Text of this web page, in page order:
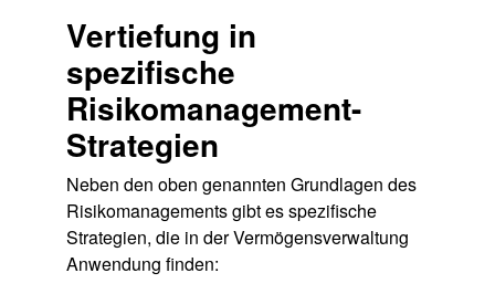
Vertiefung in
spezifische
Risikomanagement-
Strategien
Neben den oben genannten Grundlagen des
Risikomanagements gibt es spezifische
Strategien, die in der Vermögensverwaltung
Anwendung finden: